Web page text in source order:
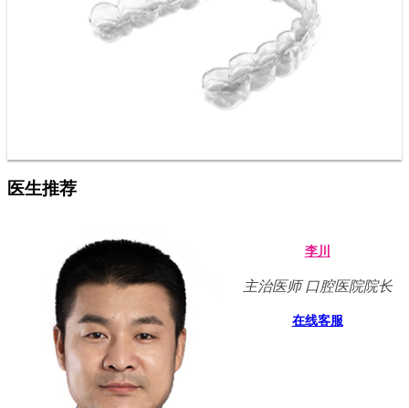
医生推荐
李川
主治医师 口腔医院院长
在线客服